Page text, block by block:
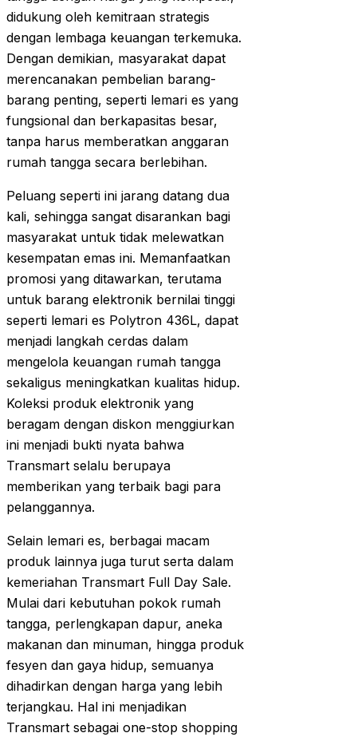
didukung oleh kemitraan strategis
dengan lembaga keuangan terkemuka.
Dengan demikian, masyarakat dapat
merencanakan pembelian barang-
barang penting, seperti lemari es yang
fungsional dan berkapasitas besar,
tanpa harus memberatkan anggaran
rumah tangga secara berlebihan.
Peluang seperti ini jarang datang dua
kali, sehingga sangat disarankan bagi
masyarakat untuk tidak melewatkan
kesempatan emas ini. Memanfaatkan
promosi yang ditawarkan, terutama
untuk barang elektronik bernilai tinggi
seperti lemari es Polytron 436L, dapat
menjadi langkah cerdas dalam
mengelola keuangan rumah tangga
sekaligus meningkatkan kualitas hidup.
Koleksi produk elektronik yang
beragam dengan diskon menggiurkan
ini menjadi bukti nyata bahwa
Transmart selalu berupaya
memberikan yang terbaik bagi para
pelanggannya.
Selain lemari es, berbagai macam
produk lainnya juga turut serta dalam
kemeriahan Transmart Full Day Sale.
Mulai dari kebutuhan pokok rumah
tangga, perlengkapan dapur, aneka
makanan dan minuman, hingga produk
fesyen dan gaya hidup, semuanya
dihadirkan dengan harga yang lebih
terjangkau. Hal ini menjadikan
Transmart sebagai one-stop shopping